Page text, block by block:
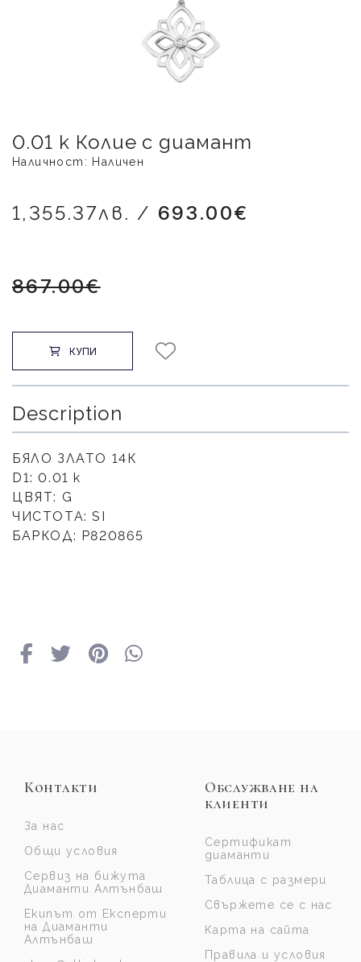
0.01 к Колие с диамант
Наличност: Наличен
1,355.37лв. / 693.00€
867.00€
КУПИ
Description
БЯЛО ЗЛАТО 14К
D1: 0.01 к
ЦВЯТ: G
ЧИСТОТА: SI
БАРКОД: Р820865
Контакти
За нас
Общи условия
Сервиз на бижута
Диаманти Алтънбаш
Екипът от Експерти
на Диаманти
Алтънбаш
Обслужване на
клиенти
Сертификат
диаманти
Таблица с размери
Свържете се с нас
Карта на сайта
Правила и условия